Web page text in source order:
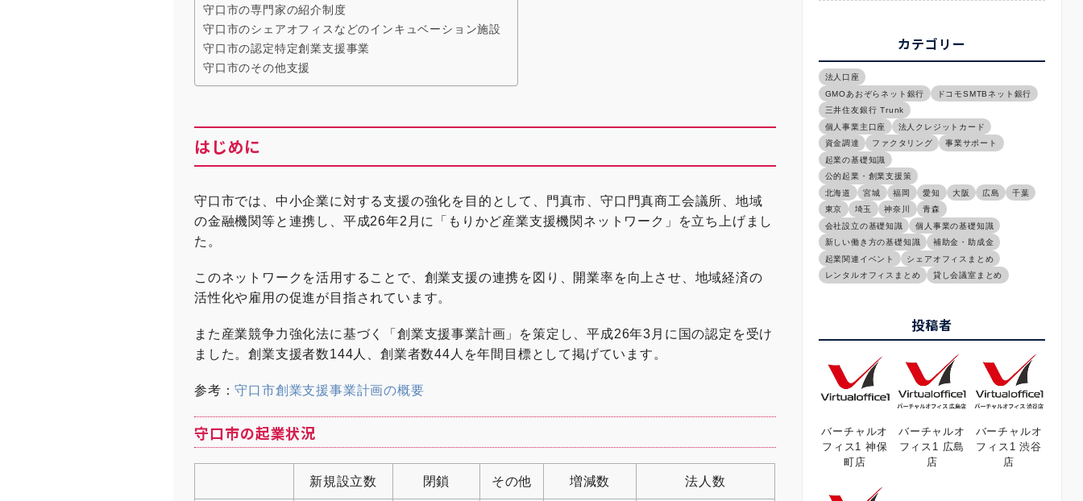
守口市の専門家の紹介制度
守口市のシェアオフィスなどのインキュベーション施設
守口市の認定特定創業支援事業
守口市のその他支援
はじめに
守口市では、中小企業に対する支援の強化を目的として、門真市、守口門真商工会議所、地域
の金融機関等と連携し、平成26年2月に「もりかど産業支援機関ネットワーク」を立ち上げまし
た。
このネットワークを活用することで、創業支援の連携を図り、開業率を向上させ、地域経済の
活性化や雇用の促進が目指されています。
​​また産業競争力強化法に基づく「創業支援事業計画」を策定し、平成26年3月に国の認定を受け
ました。創業支援者数144人、創業者数44人を年間目標として掲げています。
参考：守口市創業支援事業計画の概要
守口市の起業状況
新規設立数 閉鎖 その他 増減数 法人数
カテゴリー
法人口座
GMOあおぞらネット銀行
ドコモSMTBネット銀行
三井住友銀行 Trunk
個人事業主口座
法人クレジットカード
資金調達
ファクタリング
事業サポート
起業の基礎知識
公的起業・創業支援策
北海道
宮城 福岡 愛知 大阪 広島
千葉
東京
埼玉 神奈川
青森
会社設立の基礎知識
個人事業の基礎知識
新しい働き方の基礎知識
補助金・助成金
起業関連イベント
シェアオフィスまとめ
レンタルオフィスまとめ
貸し会議室まとめ
投稿者
バーチャルオ
フィス1 神保
町店
バーチャルオ
フィス1 広島
店
バーチャルオ
フィス1 渋谷
店